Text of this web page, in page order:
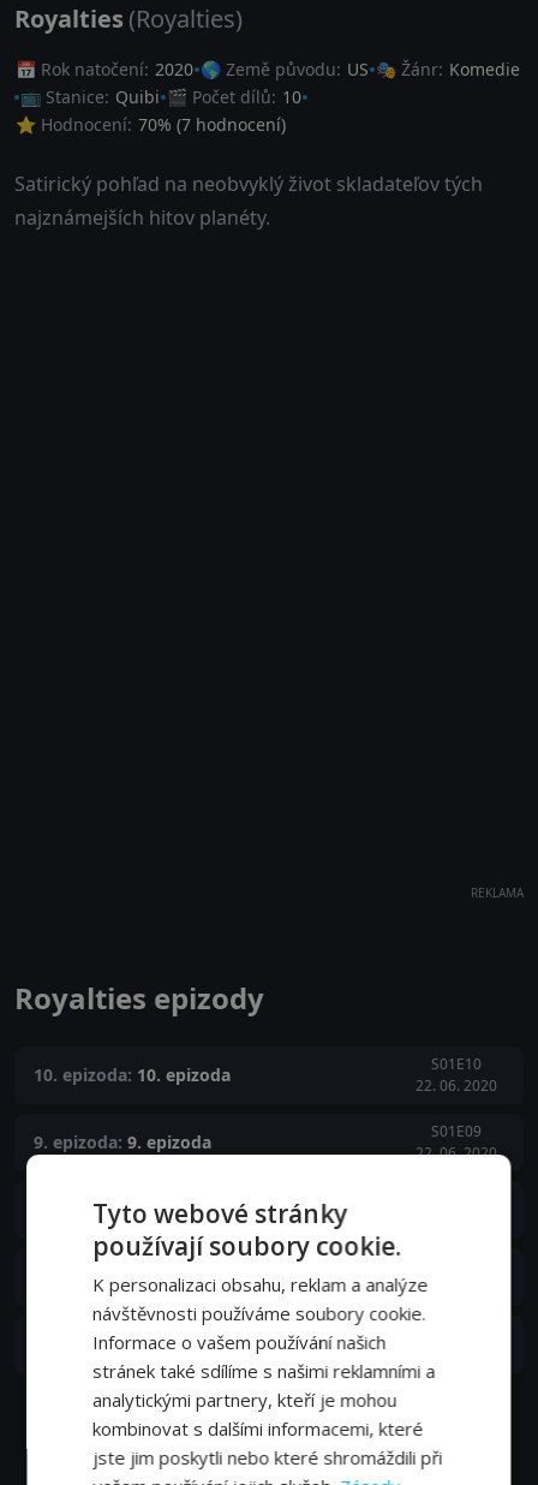
Royalties (Royalties)
📅 Rok natočení: 2020 🌎 Země původu: US 🎭 Žánr: Komedie
📺 Stanice: Quibi 🎬 Počet dílů: 10
⭐ Hodnocení: 70% (7 hodnocení)
Satirický pohľad na neobvyklý život skladateľov tých
najznámejších hitov planéty.
REKLAMA
Royalties epizody
10. epizoda: 10. epizoda
S01E10
22. 06. 2020
9. epizoda: 9. epizoda
S01E09
22. 06. 2020
8. epizoda:8. epizoda
7. epizoda: 7. epizoda
22. 06. 2020
6. epizoda:6. epizoda
Zobrazit další epizody
Tyto webové stránky
používají soubory cookie.
K personalizaci obsahu, reklam a analýze
návštěvnosti používáme soubory cookie.
Informace o vašem používání našich
stránek také sdílíme s našimi reklamními a
analytickými partnery, kteří je mohou
kombinovat s dalšími informacemi, které
jste jim poskytli nebo které shromáždili při